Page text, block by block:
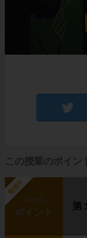
この授業のポイン
勉強中
ポイント
第